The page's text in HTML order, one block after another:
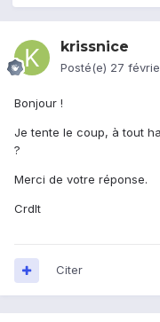
krissnice
Posté(e) 27
Bonjour !
Je tente le coup, à tout
?
Merci de votre réponse.
Crdlt
Citer